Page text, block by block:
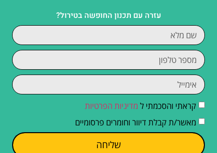
עזרה עם תכנון החופשה בטירול?
קראתי והסכמתי ל מדיניות הפרטיות
מאשר/ת קבלת דיוור וחומרים פרסומיים
שליחה